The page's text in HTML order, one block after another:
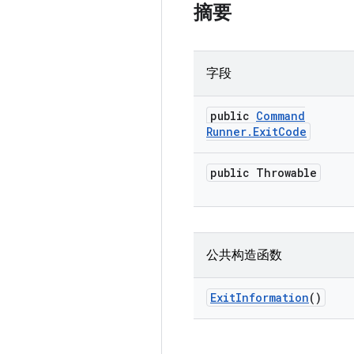
摘要
字段
public Command
Runner. ExitCode
public Throwable
公共构造函数
ExitInformation()